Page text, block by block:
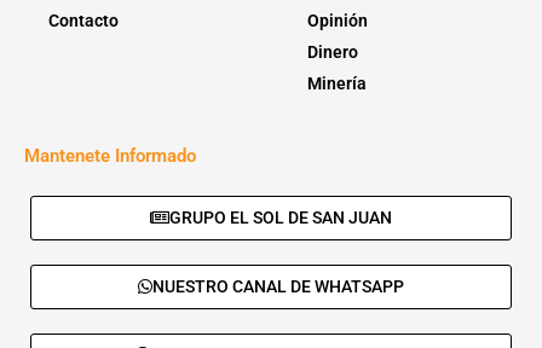
Contacto
Opinión
Dinero
Minería
Mantenete Informado
GRUPO EL SOL DE SAN JUAN
NUESTRO CANAL DE WHATSAPP